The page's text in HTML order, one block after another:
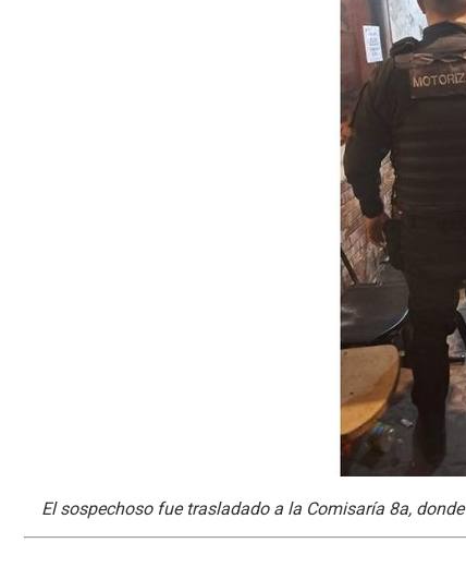
El sospechoso fue trasladado a la Comisaría 8a,